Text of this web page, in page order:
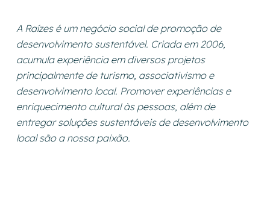
A Raízes é um negócio social de promoção de
desenvolvimento sustentável. Criada em 2006,
acumula experiência em diversos projetos
principalmente de turismo, associativismo e
desenvolvimento local. Promover experiências e
enriquecimento cultural às pessoas, além de
entregar soluções sustentáveis de desenvolvimento
local são a nossa paixão.